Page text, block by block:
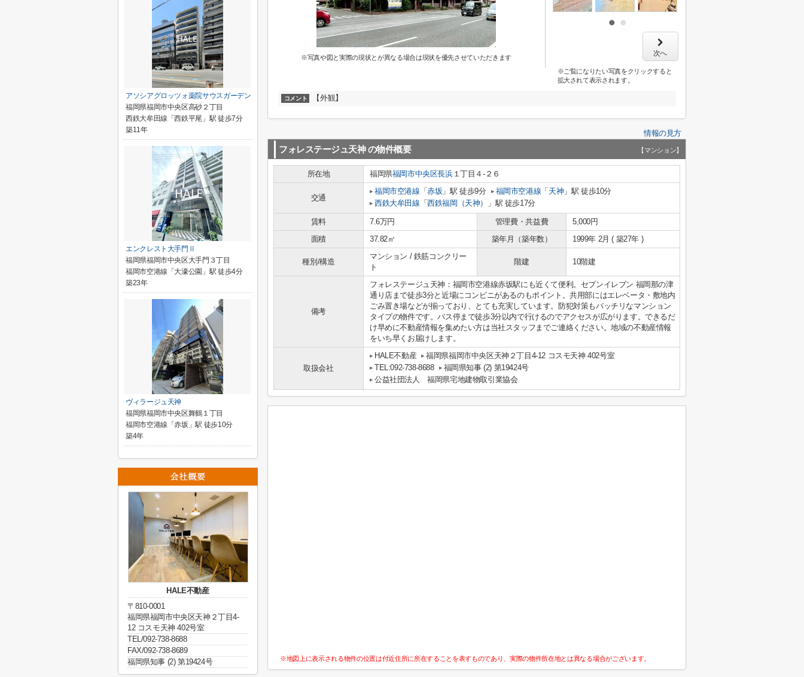
※写真や図と実際の現状とが異なる場合は現状を優先させていただきます 次へ
※ご覧になりたい写真をクリックすると
拡大されて表示されます。
コメント 【外観】
情報の見方
フォレステージュ天神 の物件概要 【マンション】
所在地 福岡県福岡市中央区長浜１丁目４-２６
交通
福岡市空港線 「赤坂 」駅 徒歩9分 福岡市空港線 「 天神」駅 徒歩10分
西鉄大牟田線 「西鉄福岡（天神） 」駅 徒歩17分
賃料 7.6万円 管理費・共益費
5,000円
面積
37.82㎡ 築年月（築年数） 1999年 2月 ( 築27年 )
種別/構造
マンション / 鉄筋コンクリー
ト
階建 10階建
備考
フォレステージュ天神：福岡市空港線赤坂駅にも近くて便利。セブンイレブン 福岡那の津
通り店まで徒歩3分と近場にコンビニがあるのもポイント。共用部にはエレベータ・敷地内
ごみ置き場などが揃っており、とても充実しています。防犯対策もバッチリなマンション
タイプの物件です。バス停まで徒歩3分以内で行けるのでアクセスが広がります。できるだ
け早めに不動産情報を集めたい方は当社スタッフまでご連絡ください。地域の不動産情報
をいち早くお届けします。
取扱会社
HALE不動産
福岡県福岡市中央区天神２丁目4-12 コスモ天神 402号室
TEL:092-738-8688
福岡県知事 (2) 第19424号
公益社団法人 福岡県宅地建物取引業協会
※地図上に表示される物件の位置は付近住所に所在することを表すものであり、実際の物件所在地とは異なる場合がございます。
アソシアグロッツォ薬院サウスガーデン
福岡県福岡市中央区高砂２丁目
西鉄大牟田線「西鉄平尾」駅 徒歩7分
築11年
エンクレスト大手門Ⅱ
福岡県福岡市中央区大手門３丁目
福岡市空港線「大濠公園」駅 徒歩4分
築23年
ヴィラージュ天神
福岡県福岡市中央区舞鶴１丁目
福岡市空港線「赤坂」駅 徒歩10分
築4年
HALE不動産
〒810-0001
福岡県福岡市中央区天神２丁目4-
12 コスモ天神 402号室
TEL/092-738-8688
FAX/092-738-8689
福岡県知事 (2) 第19424号